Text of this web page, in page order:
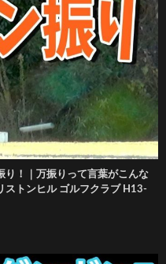
り！｜万振りって言葉がこんな
ストンヒル ゴルフクラブ H13-